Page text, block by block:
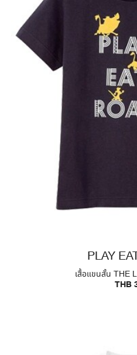
PLAY
เสื้อแขนสั้น THE
THB